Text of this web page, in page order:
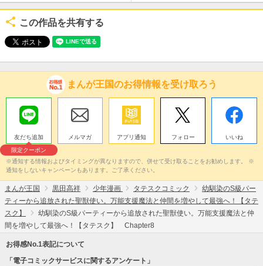
この作品を共有する
まんが王国のお得情報を受け取ろう
友だち追加
限定クーポン
メルマガ アプリ通知 フォロー いいね
※通知する情報およびタイミングが異なりますので、併せて受け取ることをお勧めします。 ※
通知をしないキャンペーンもあります。ご了承ください。
まんが王国 黒田高祥 少年漫画 タテスクコミック
幼馴染のS級パー
ティーから追放された聖獣使い。万能支援魔法と仲間を増やして最強へ！【タテ
スク】
幼馴染のS級パーティーから追放された聖獣使い。万能支援魔法と仲
間を増やして最強へ！【タテスク】 Chapter8
お得感No.1表記について
「電子コミックサービスに関するアンケート」